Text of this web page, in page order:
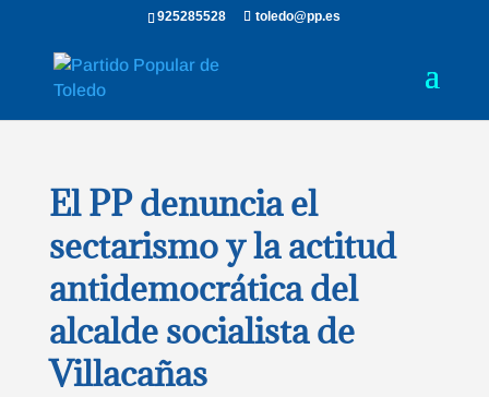
925285528 toledo@pp.es
El PP denuncia el
sectarismo y la actitud
antidemocrática del
alcalde socialista de
Villacañas